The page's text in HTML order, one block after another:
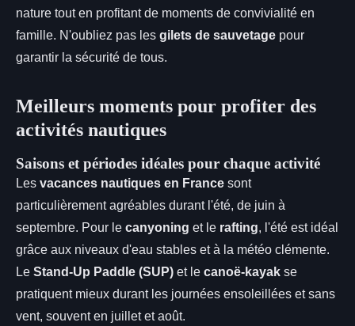
nature tout en profitant de moments de convivialité en
famille. N'oubliez pas les gilets de sauvetage pour
garantir la sécurité de tous.
Meilleurs moments pour profiter des
activités nautiques
Saisons et périodes idéales pour chaque activité
Les vacances nautiques en France sont
particulièrement agréables durant l'été, de juin à
septembre. Pour le canyoning et le rafting, l'été est idéal
grâce aux niveaux d'eau stables et à la météo clémente.
Le Stand-Up Paddle (SUP) et le canoë-kayak se
pratiquent mieux durant les journées ensoleillées et sans
vent, souvent en juillet et août.